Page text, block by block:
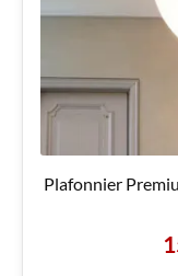
Plafonnier